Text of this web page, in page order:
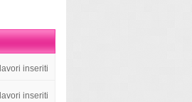
lavori inseriti
lavori inseriti